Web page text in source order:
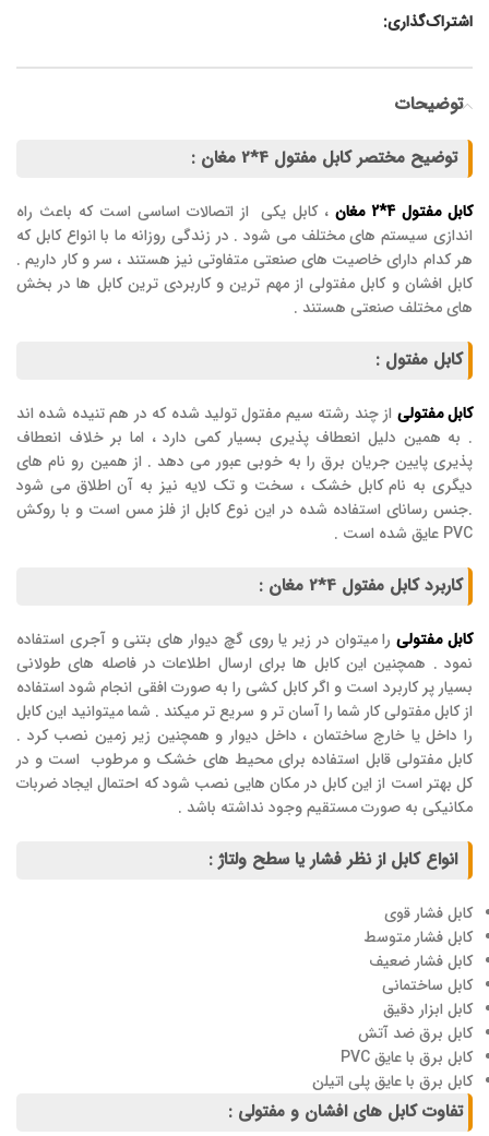
اشتراک‌گذاری:
توضیحات
توضیح مختصر کابل مفتول 4*2 مغان :
کابل مفتول 4*2 مغان
، کابل یکی از اتصالات اساسی است که باعث راه
اندازی سیستم های مختلف می شود . در زندگی روزانه ما با انواع کابل که
هر کدام دارای خاصیت های صنعتی متفاوتی نیز هستند ، سر و کار داریم .
کابل افشان و کابل مفتولی از مهم ترین و کاربردی ترین کابل ها در بخش
های مختلف صنعتی هستند .
کابل مفتول :
کابل مفتولی از چند رشته سیم مفتول تولید شده که در هم تنیده شده اند
. به همین دلیل انعطاف پذیری بسیار کمی دارد ، اما بر خلاف انعطاف
پذیری پایین جریان برق را به خوبی عبور می دهد . از همین رو نام های
دیگری به نام کابل خشک ، سخت و تک لایه نیز به آن اطلاق می شود
.جنس رسانای استفاده شده در این نوع کابل از فلز مس است و با روکش
PVC عایق شده است .
کاربرد کابل مفتول 4*2 مغان :
کابل مفتولیرا میتوان در زیر یا روی گچ دیوار های بتنی و آجری استفاده
نمود . همچنین این کابل ها برای ارسال اطلاعات در فاصله های طولانی
بسیار پر کاربرد است و اگر کابل کشی را به صورت افقی انجام شود استفاده
از کابل مفتولی کار شما را آسان تر و سریع تر میکند . شما میتوانید این کابل
را داخل یا خارج ساختمان ، داخل دیوار و همچنین زیر زمین نصب کرد .
کابل مفتولی قابل استفاده برای محیط های خشک و مرطوب است و در
کل بهتر است از این کابل در مکان هایی نصب شود که احتمال ایجاد ضربات
مکانیکی به صورت مستقیم وجود نداشته باشد .
انواع کابل از نظر فشار یا سطح ولتاژ :
کابل فشار قوی
کابل فشار متوسط
کابل فشار ضعیف
کابل ساختمانی
کابل ابزار دقیق
کابل برق ضد آتش
کابل برق با عایق PVC
کابل برق با عایق پلی اتیلن
تفاوت کابل های افشان و مفتولی :